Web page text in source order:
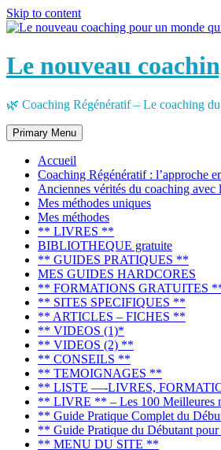
Skip to content
Le nouveau
🌿 Coaching Régénératif – Le coaching
Primary Menu
Accueil
Coaching Régénératif : l’approche
Anciennes vérités du coaching avec
Mes méthodes uniques
Mes méthodes
** LIVRES **
BIBLIOTHEQUE gratuite
** GUIDES PRATIQUES **
MES GUIDES HARDCORES
** FORMATIONS GRATUITES
** SITES SPECIFIQUES **
** ARTICLES – FICHES **
** VIDEOS (1)*
** VIDEOS (2) **
** CONSEILS **
** TEMOIGNAGES **
** LISTE —-LIVRES,
** LIVRE ** – Les 100 Meilleures
** Guide Pratique Complet du
** Guide Pratique du Débutant
** MENU DU SITE **